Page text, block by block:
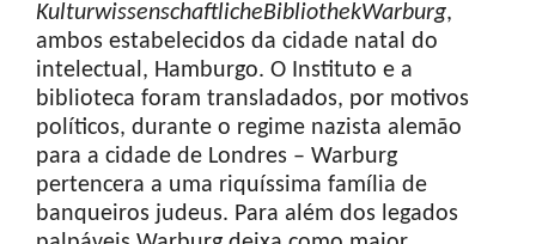
KulturwissenschaftlicheBibliothekWarburg,
ambos estabelecidos da cidade natal do
intelectual, Hamburgo. O Instituto e a
biblioteca foram transladados, por motivos
políticos, durante o regime nazista alemão
para a cidade de Londres – Warburg
pertencera a uma riquíssima família de
banqueiros judeus. Para além dos legados